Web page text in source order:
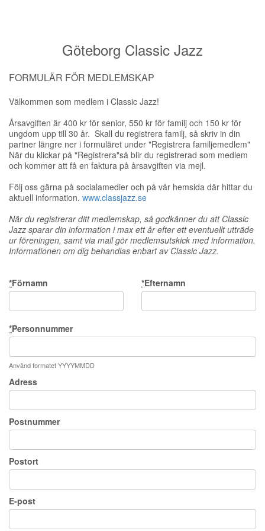
Göteborg Classic Jazz
FORMULÄR FÖR MEDLEMSKAP
Välkommen som medlem i Classic Jazz!
Årsavgiften är 400 kr för senior, 550 kr för familj och 150 kr för
ungdom upp till 30 år. Skall du registrera familj, så skriv in din
partner längre ner i formuläret under "Registrera familjemedlem"
När du klickar på "Registrera"så blir du registrerad som medlem
och kommer att få en faktura på årsavgiften via mejl.
Följ oss gärna på socialamedier och på vår hemsida där hittar du
aktuell information. www.classjazz.se
När du registrerar ditt medlemskap, så godkänner du att Classic
Jazz sparar din information i max ett år efter ett eventuellt utträde
ur föreningen, samt via mail gör medlemsutskick med information.
Informationen om dig behandlas enbart av Classic Jazz.
*Förnamn *Efternamn
*Personnummer
Använd formatet YYYYMMDD
Adress
Postnummer
Postort
E-post